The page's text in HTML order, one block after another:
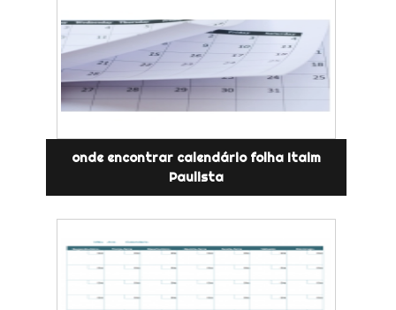
onde encontrar calendário folha Itaim
Paulista